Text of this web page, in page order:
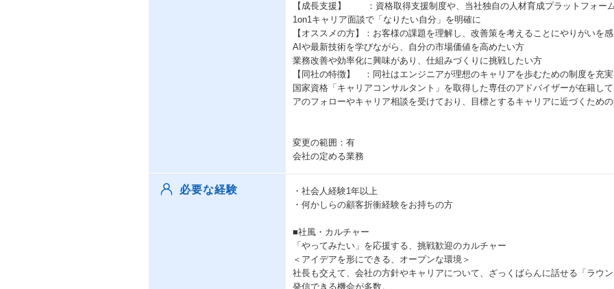
【成長支援】 ：資格取得支援制度や、当社独自の人材育成プラットフォー
1on1キャリア面談で「なりたい自分」を明確に
【オススメの方】：お客様の課題を理解し、改善策を考えることにやりがいを
AIや最新技術を学びながら、自分の市場価値を高めたい方
業務改善や効率化に興味があり、仕組みづくりに挑戦したい方
【同社の特徴】 ：同社はエンジニアが理想のキャリアを歩むための制度を充
国家資格「キャリアコンサルタント」を取得した専任のアドバイザーが在籍し
アのフォローやキャリア相談を受けており、目標とするキャリアに近づくため
変更の範囲：有
会社の定める業務
必要な経験
・社会人経験1年以上
・何かしらの顧客折衝経験をお持ちの方
■社風・カルチャー
「やってみたい」を応援する、挑戦歓迎のカルチャー
＜アイデアを形にできる、オープンな環境＞
社長も交えて、会社の方針やキャリアについて、ざっくばらんに話せる「ラウ
発信できる機会が多数。